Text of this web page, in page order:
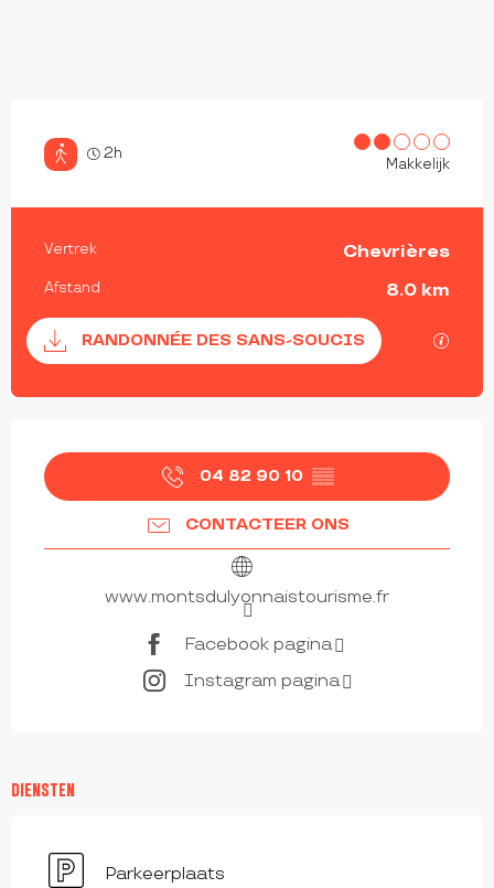
2h
Makkelijk
PRAKTISCHE INFORMATIE
Vertrek Chevrières
Afstand 8.0 km
Documentatie
RANDONNÉE DES SANS-SOUCIS Met
OPENINGSTIJDEN EN
04 82 90 10 ▒▒
CONTACTEER ONS
www.montsdulyonnaistourisme.fr
Facebook pagina
Instagram pagina
DIENSTEN
Parkeerplaats